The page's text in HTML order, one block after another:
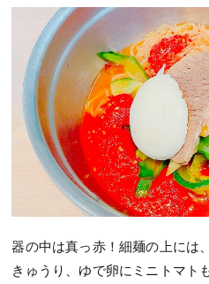
器の中は真っ赤！細麺の上には
きゅうり、ゆで卵にミニトマト